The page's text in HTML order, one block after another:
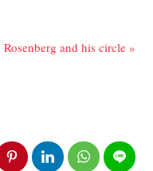
and his circle »